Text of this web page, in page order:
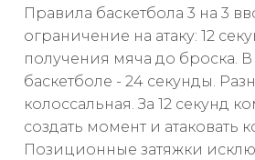
Правила баскетбола 3 на 3
ограничение на атаку: 12
получения мяча до броска. В
баскетболе - 24 секунды.
колоссальная. За 12 секунд
создать момент и атаковать
Позиционные затяжки